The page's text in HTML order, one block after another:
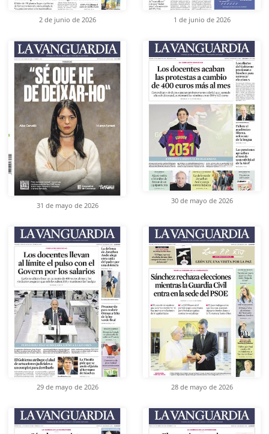
2 de junio de 2026 1 de junio de 2026
31 de mayo de 2026
30 de mayo de 2026
29 de mayo de 2026 28 de mayo de 2026